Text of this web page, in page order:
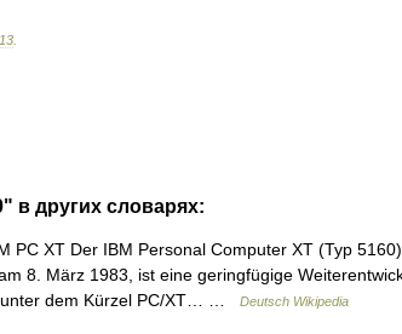
в других словарях:
PC XT Der IBM Personal Computer XT (Typ
8. März 1983, ist eine geringfügige
unter dem Kürzel PC/XT… …
Deutsch Wikipedia